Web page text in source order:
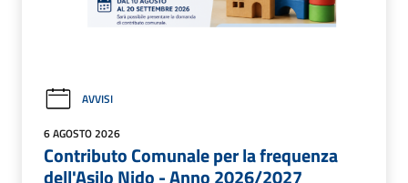
AVVISI
6 AGOSTO 2026
Contributo Comunale per la frequenza
dell'Asilo Nido - Anno 2026/2027